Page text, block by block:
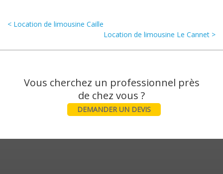
< Location de limousine Caille
Location de limousine Le Cannet >
Vous cherchez un professionnel près
DEMANDER UN DEVIS